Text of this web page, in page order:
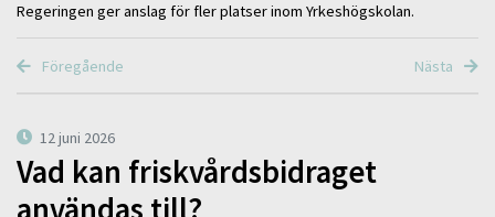
Regeringen ger anslag för fler platser inom Yrkeshögskolan.
Föregående Nästa
12 juni 2026
Vad kan friskvårdsbidraget
användas till?